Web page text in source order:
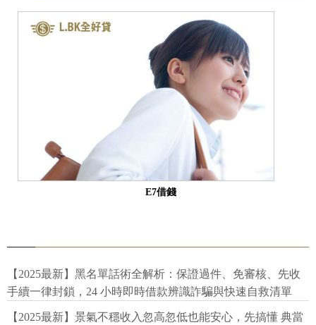
E7借錢
【2025最新】黑名單話術全解析：保證過件、免審核、先收
手續一律封鎖，24 小時即時借款辨識詐騙與快速自救清單
【2025最新】景氣不穩收入忽高忽低也能安心，先搞懂 典當